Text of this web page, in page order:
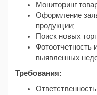
Мониторинг
Оформление
продукции;
Поиск новых
Фотоотчетность
выявленных
Требования: